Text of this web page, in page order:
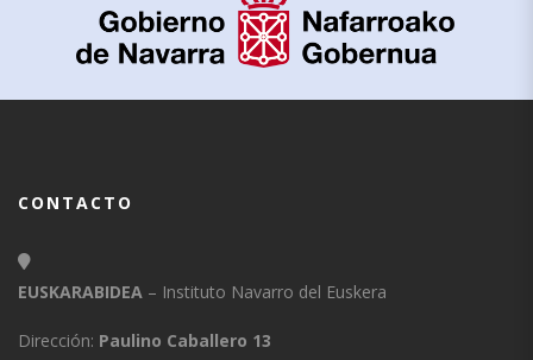
CONTACTO
EUSKARABIDEA – Instituto Navarro del Euskera
Dirección: Paulino Caballero 13